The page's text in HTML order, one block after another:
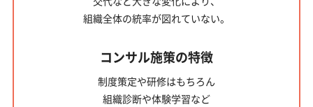
組織全体の統率が図れていない。
コンサル施策の特徴
制度策定や研修はもちろん
組織診断や体験学習など